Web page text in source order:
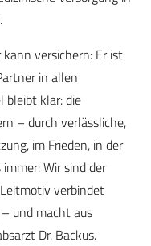
versichern: Er ist
in allen
bleibt klar: die
– durch verlässliche,
im Frieden, in der
Wir sind der
verbindet
und macht aus
Dr. Backus.